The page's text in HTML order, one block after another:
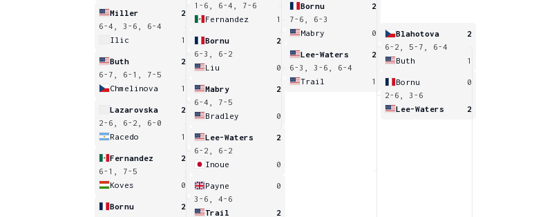
Miller
2
6-4, 3-6, 6-4
Ilic
1
Buth
2
6-7, 6-1, 7-5
Chmelinova
1
Lazarovska
2
2-6, 6-2, 6-0
Racedo
1
Fernandez
2
6-1, 7-5
Koves
0
Bornu
2
1-6, 6-4, 7-6
Fernandez
1
Bornu
2
6-3, 6-2
Liu
0
Mabry
2
6-4, 7-5
Bradley
0
Lee-Waters
2
6-2, 6-2
Inoue
0
Payne
0
3-6, 4-6
Trail
2
Bornu
2
7-6, 6-3
Mabry
0
Lee-Waters
2
6-3, 3-6, 6-4
Trail
1
Blahotova
2
6-2, 5-7, 6-4
Buth
1
Bornu
0
2-6, 3-6
Lee-Waters
2